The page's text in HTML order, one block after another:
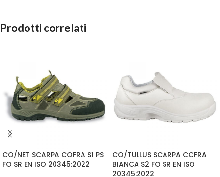
Prodotti correlati
CO/NET SCARPA COFRA S1 PS
FO SR EN ISO 20345:2022
CO/TULLUS SCARPA COFRA
BIANCA S2 FO SR EN ISO
20345:2022